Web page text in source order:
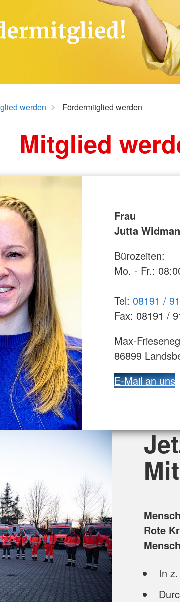
Integrationsberatung (FIB)
SozialCard
Suchdienst
Blut-Spende
werden Fördermitglied werden
Mitglied
Frau
Jutta
Bürozeiten:
Mo. - Fr.:
Tel: 08191 /
Fax: 08191 /
Max-
86899
E-Mail an uns
Rote
In